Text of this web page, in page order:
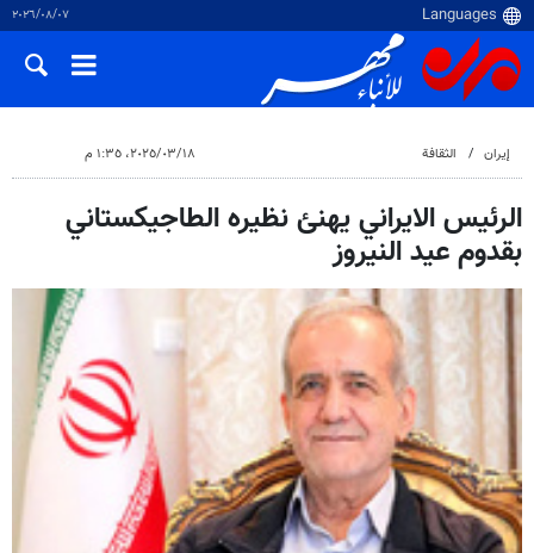
٠٧‏/٠٨‏/٢٠٢٦
إيران الثقافة ١٨‏/٠٣‏/٢٠٢٥، ١:٣٥ م
الرئيس الايراني يهنئ نظيره الطاجيكستاني
بقدوم عيد النيروز